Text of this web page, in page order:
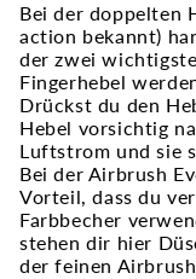
Bei der doppelten
action bekannt)
der zwei
Fingerhebel
Drückst du den
Hebel vorsichtig
Luftstrom und sie
Bei der Airbrush
Vorteil, dass du
Farbbecher
stehen dir hier
der feinen